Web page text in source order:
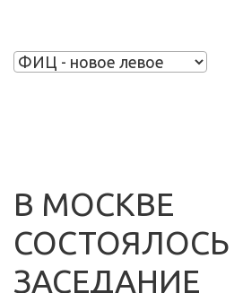
В МОСКВЕ
СОСТОЯЛОСЬ
ЗАСЕДАНИЕ